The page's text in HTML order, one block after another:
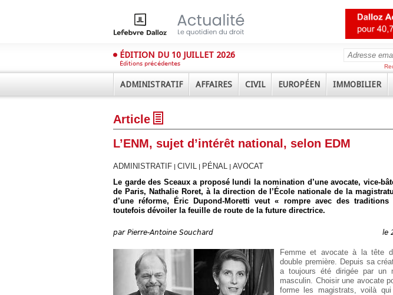
ÉDITION DU 10 JUILLET 2026
Éditions précédentes
ADMINISTRATIF AFFAIRES CIVIL EUROPÉEN IMMOBILIER
Article
L’ENM, sujet d’intérêt national, selon EDM
ADMINISTRATIF CIVIL PÉNAL AVOCAT
Le garde des Sceaux a proposé lundi la nomination d’une avocate, vice-
de Paris, Nathalie Roret, à la direction de l’École nationale de la
d’une réforme, Éric Dupond-Moretti veut « rompre avec des traditions
toutefois dévoiler la feuille de route de la future directrice.
par Pierre-Antoine Souchard le
Femme et avocate à la tête
double première. Depuis sa
a toujours été dirigée par un
masculin. Choisir une avocate
forme les magistrats, voilà